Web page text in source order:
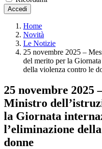
Accedi
Home
Novità
Le Notizie
25 novembre 2025 –
del merito per la
della violenza contro le
25 novembre 2025
Ministro
la Giornata
l’eliminazione
donne